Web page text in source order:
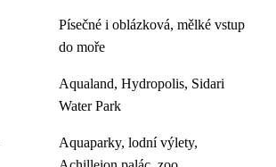
Písečné i oblázková, mělké vstup
do moře
Aqualand, Hydropolis, Sidari
Water Park
Aquaparky, lodní výlety,